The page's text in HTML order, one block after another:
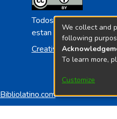
Todos los contenidos
estan licenciados bajo
Creative Commoms
Bibliolatino.com
We collect and
following
To learn more,
Customize